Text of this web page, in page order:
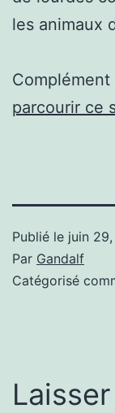
les animaux
Complément
parcourir ce
Publié le juin
Par Gandalf
Catégorisé